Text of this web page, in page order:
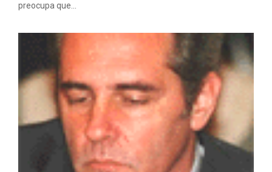
preocupa que...